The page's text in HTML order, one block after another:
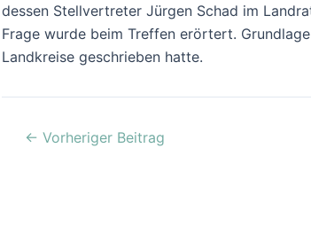
dessen Stellvertreter Jürgen Schad im
Frage wurde beim Treffen erörtert.
Landkreise geschrieben hatte.
← Vorheriger Beitrag